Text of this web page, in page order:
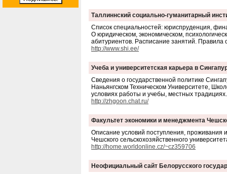
Таллиннский социально-гуманитарный
Список специальностей: юриспруденция,
О юридическом, экономическом,
абитуриентов. Расписание занятий. Правила
http://www.shi.ee/
Учеба и университетская карьера в
Сведения о государственной политике
Наньянгском Техническом Университете,
условиях работы и учебы, местных
http://zhgoon.chat.ru/
Факультет экономики и менеджмента
Описание условий поступления, проживания
Чешского сельскохозяйственного
http://home.worldonline.cz/~cz359706
Неофициальный сайт Белорусского